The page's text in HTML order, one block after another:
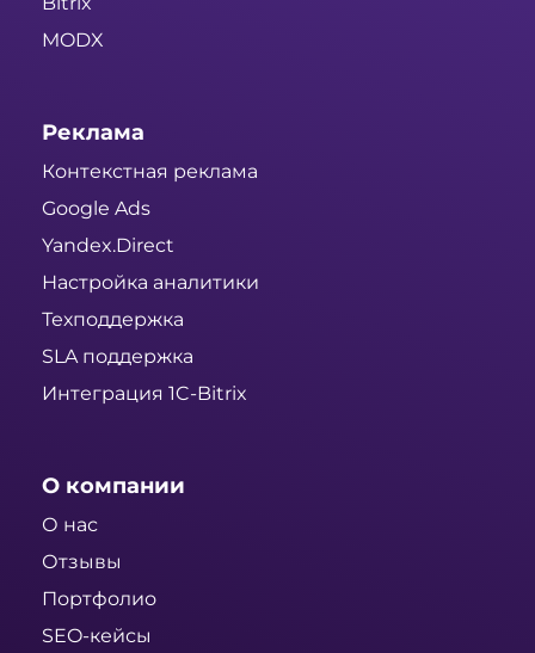
MODX
Реклама
Контекстная реклама
Google Ads
Yandex.Direct
Настройка аналитики
Техподдержка
SLA поддержка
Интеграция 1C-Bitrix
О компании
О нас
Отзывы
Портфолио
SEO-кейсы